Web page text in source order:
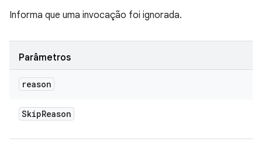
Informa que uma invocação foi ignorada.
Parâmetros
reason
SkipReason